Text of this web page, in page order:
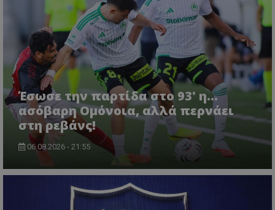
Έσωσε την παρτίδα στο 93' η...
ασόβαρη Ομόνοια, αλλά περνάει
στη ρεβάνς!
06.08.2026 - 21:55